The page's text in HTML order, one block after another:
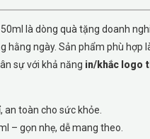
là dòng quà tặng doanh
hằng ngày. Sản phẩm phù hợp
sự với khả năng in/khắc logo
an toàn cho sức khỏe.
– gọn nhẹ, dễ mang theo.